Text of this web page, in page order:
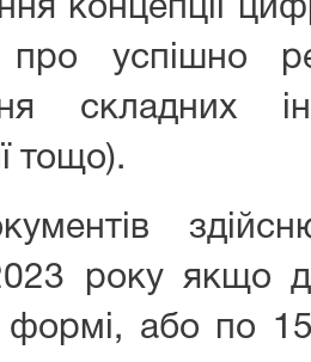
концепції
про успішно
складних
тощо).
року якщо
формі, або по